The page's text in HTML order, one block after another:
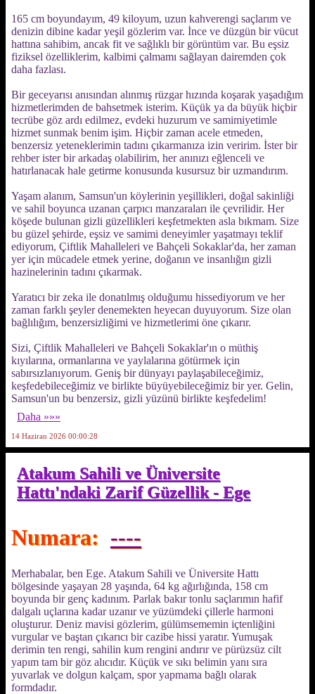
165 cm boyundayım, 49 kiloyum, uzun kahverengi saçlarım ve
denizin dibine kadar yeşil gözlerim var. İnce ve düzgün bir vücut
hattına sahibim, ancak fit ve sağlıklı bir görüntüm var. Bu eşsiz
fiziksel özelliklerim, kalbimi çalmamı sağlayan dairemden çok
daha fazlası.
Bir geceyarısı anısından alınmış rüzgar hızında koşarak yaşadığım
hizmetlerimden de bahsetmek isterim. Küçük ya da büyük hiçbir
tecrübe göz ardı edilmez, evdeki huzurum ve samimiyetimle
hizmet sunmak benim işim. Hiçbir zaman acele etmeden,
benzersiz yeteneklerimin tadını çıkarmanıza izin veririm. İster bir
rehber ister bir arkadaş olabilirim, her anınızı eğlenceli ve
hatırlanacak hale getirme konusunda kusursuz bir uzmandırım.
Yaşam alanım, Samsun'un köylerinin yeşillikleri, doğal sakinliği
ve sahil boyunca uzanan çarpıcı manzaraları ile çevrilidir. Her
köşede bulunan gizli güzellikleri keşfetmekten asla bıkmam. Size
bu güzel şehirde, eşsiz ve samimi deneyimler yaşatmayı teklif
ediyorum, Çiftlik Mahalleleri ve Bahçeli Sokaklar'da, her zaman
yer için mücadele etmek yerine, doğanın ve insanlığın gizli
hazinelerinin tadını çıkarmak.
Yaratıcı bir zeka ile donatılmış olduğumu hissediyorum ve her
zaman farklı şeyler denemekten heyecan duyuyorum. Size olan
bağlılığım, benzersizliğimi ve hizmetlerimi öne çıkarır.
Sizi, Çiftlik Mahalleleri ve Bahçeli Sokaklar'ın o müthiş
kıyılarına, ormanlarına ve yaylalarına götürmek için
sabırsızlanıyorum. Geniş bir dünyayı paylaşabileceğimiz,
keşfedebileceğimiz ve birlikte büyüyebileceğimiz bir yer. Gelin,
Samsun'un bu benzersiz, gizli yüzünü birlikte keşfedelim!
Daha »»»
14 Haziran 2026 00:00:28
Atakum Sahili ve Üniversite
Hattı'ndaki Zarif Güzellik - Ege
Numara: ----
Merhabalar, ben Ege. Atakum Sahili ve Üniversite Hattı
bölgesinde yaşayan 28 yaşında, 64 kg ağırlığında, 158 cm
boyunda bir genç kadınım. Parlak bakır tonlu saçlarımın hafif
dalgalı uçlarına kadar uzanır ve yüzümdeki çillerle harmoni
oluşturur. Deniz mavisi gözlerim, gülümsememin içtenliğini
vurgular ve baştan çıkarıcı bir cazibe hissi yaratır. Yumuşak
derimin ten rengi, sahilin kum rengini andırır ve pürüzsüz cilt
yapım tam bir göz alıcıdır. Küçük ve sıkı belimin yanı sıra
yuvarlak ve dolgun kalçam, spor yapmama bağlı olarak
formdadır.